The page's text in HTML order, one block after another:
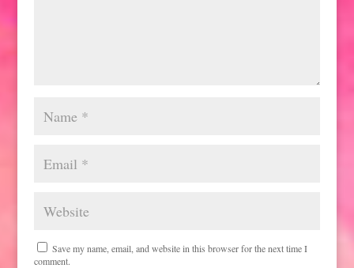
Save my name, email, and website in this browser for the next time I
comment.